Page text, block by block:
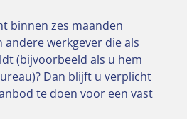
binnen zes maanden
werkgever die als
(bijvoorbeeld als u hem
Dan blijft u verplicht
te doen voor een vast